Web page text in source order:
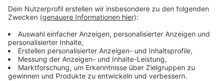
Wie wird euer Jahresstart 2024? Macht euch keine
einen erfahrenen Kapitän, der einen in den sicheren
Hafen der guten Laune schippert. Atzes Mantra für ein
glückliches Leben: "Lass' mich mal machen." Also volle
Kraft voraus und viel Spaß bei Atze Schröders